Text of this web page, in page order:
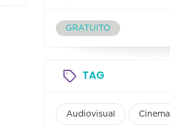
GRATUITO
TAG
Audiovisual Cinema